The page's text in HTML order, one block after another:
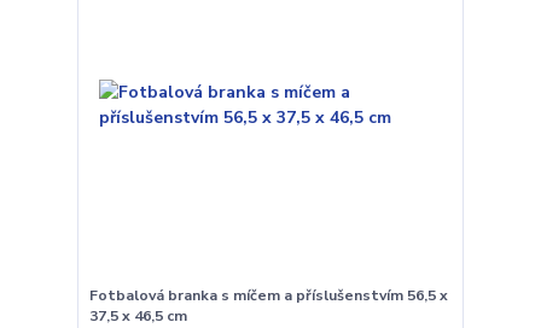
Fotbalová branka s míčem a příslušenstvím 56,5 x
37,5 x 46,5 cm